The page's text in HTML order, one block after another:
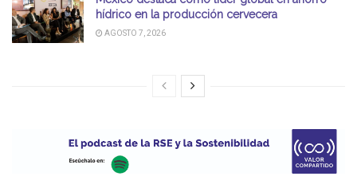
hídrico en la producción cervecera
AGOSTO 7, 2026